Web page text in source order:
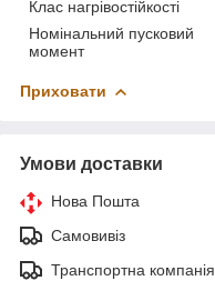
Клас нагрівостійкості
Номінальний пусковий
момент
Приховати
Умови доставки
Нова Пошта
Самовивіз
Транспортна компанія